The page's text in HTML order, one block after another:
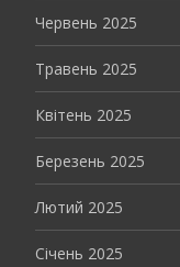
Червень 2025
Травень 2025
Квітень 2025
Березень 2025
Лютий 2025
Січень 2025